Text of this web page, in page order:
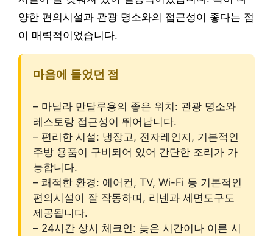
양한 편의시설과 관광 명소와의 접근성이 좋다는 점
이 매력적이었습니다.
마음에 들었던 점
– 마닐라 만달루용의 좋은 위치: 관광 명소와
레스토랑 접근성이 뛰어납니다.
– 편리한 시설: 냉장고, 전자레인지, 기본적인
주방 용품이 구비되어 있어 간단한 조리가 가
능합니다.
– 쾌적한 환경: 에어컨, TV, Wi-Fi 등 기본적인
편의시설이 잘 작동하며, 리넨과 세면도구도
제공됩니다.
– 24시간 상시 체크인: 늦은 시간이나 이른 시